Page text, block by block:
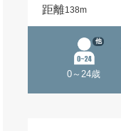
距離138m
0～24歳
他